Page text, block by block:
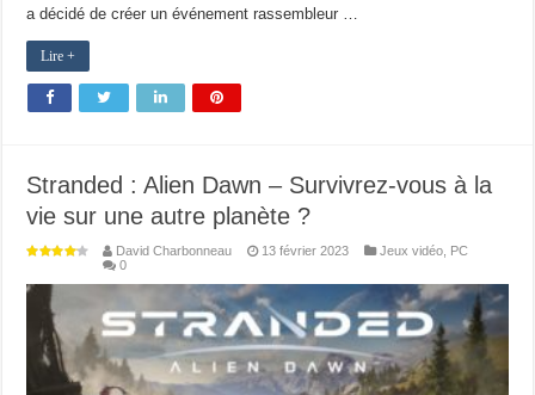
a décidé de créer un événement rassembleur …
Lire +
Stranded : Alien Dawn – Survivrez-vous à la
vie sur une autre planète ?
David Charbonneau 13 février 2023 Jeux vidéo
PC
0